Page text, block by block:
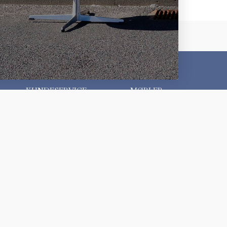
KUNDESERVICE MØBLER